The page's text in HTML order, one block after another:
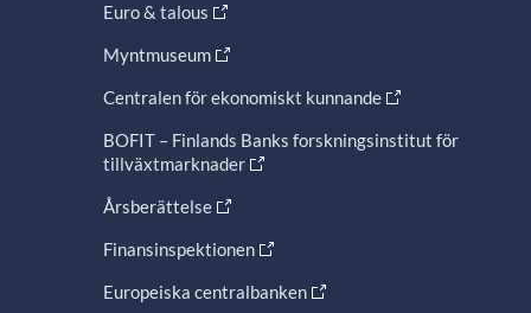
Euro & talous
Myntmuseum
Centralen för ekonomiskt kunnande
BOFIT – Finlands Banks forskningsinstitut för
tillväxtmarknader
Årsberättelse
Finansinspektionen
Europeiska centralbanken